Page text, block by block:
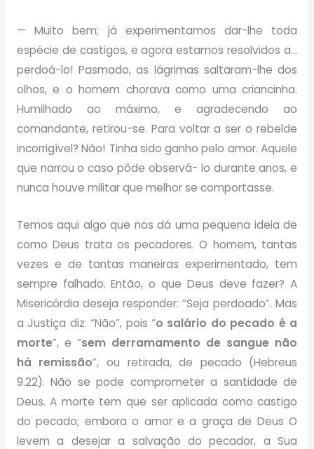
— Muito bem; já experimentamos dar-lhe toda
espécie de castigos, e agora estamos resolvidos a…
perdoá-lo! Pasmado, as lágrimas saltaram-lhe dos
olhos, e o homem chorava como uma criancinha.
Humilhado ao máximo, e agradecendo ao
comandante, retirou-se. Para voltar a ser o rebelde
incorrigível? Não! Tinha sido ganho pelo amor. Aquele
que narrou o caso pôde observá- lo durante anos, e
nunca houve militar que melhor se comportasse.
Temos aqui algo que nos dá uma pequena ideia de
como Deus trata os pecadores. O homem, tantas
vezes e de tantas maneiras experimentado, tem
sempre falhado. Então, o que Deus deve fazer? A
Misericórdia deseja responder: “Seja perdoado”. Mas
a Justiça diz: “Não”, pois “o salário do pecado é a
morte”, e “sem derramamento de sangue não
há remissão”, ou retirada, de pecado (Hebreus
9.22). Não se pode comprometer a santidade de
Deus. A morte tem que ser aplicada como castigo
do pecado; embora o amor e a graça de Deus O
levem a desejar a salvação do pecador, a Sua